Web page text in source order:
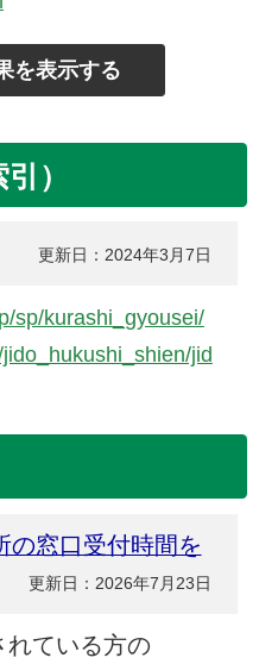
）
更新日：2024年3月7日
sp/kurashi_gyousei/
jid
の窓口受付時間を
更新日：2026年7月23日
ている方の